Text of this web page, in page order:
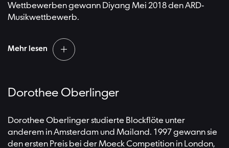
Wettbewerben gewann Diyang Mei 2018 den ARD-
Musikwettbewerb.
Mehr lesen
Münchner Philharmonikern und ist seit 2022 Erster
Solist spielt er unter anderem mit dem
Symphonieorchester des Bayerischen Rundfunks, dem
Konzerthausorchester Berlin und dem Shanghai
Dorothee Oberlinger
Dorothee Oberlinger studierte Blockflöte unter
anderem in Amsterdam und Mailand. 1997 gewann sie
den ersten Preis bei der Moeck Competition in London,